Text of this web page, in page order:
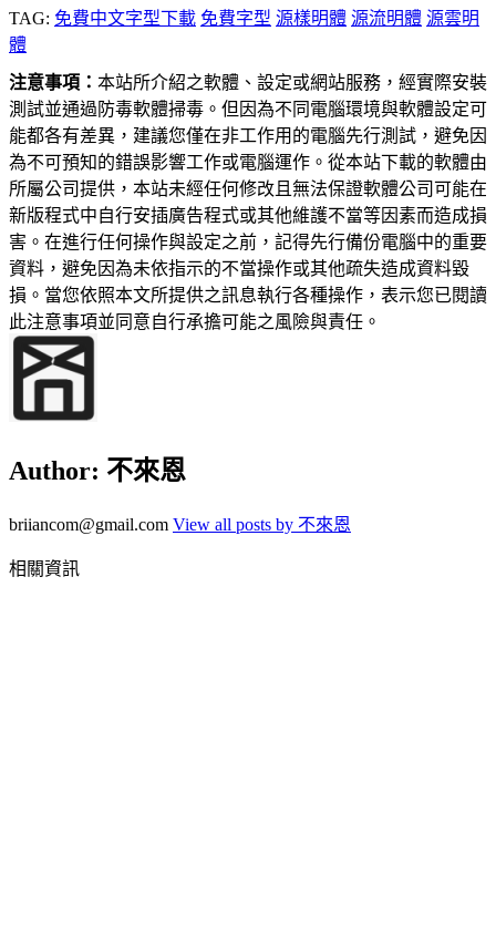
TAG: 免費中文字型下載 免費字型 源樣明體 源流明體 源雲明
體
注意事項： 本站所介紹之軟體、設定或網站服務，經實際安裝
測試並通過防毒軟體掃毒。但因為不同電腦環境與軟體設定可
能都各有差異，建議您僅在非工作用的電腦先行測試，避免因
為不可預知的錯誤影響工作或電腦運作。從本站下載的軟體由
所屬公司提供，本站未經任何修改且無法保證軟體公司可能在
新版程式中自行安插廣告程式或其他維護不當等因素而造成損
害。在進行任何操作與設定之前，記得先行備份電腦中的重要
資料，避免因為未依指示的不當操作或其他疏失造成資料毀
損。當您依照本文所提供之訊息執行各種操作，表示您已閱讀
此注意事項並同意自行承擔可能之風險與責任。
Author: 不來恩
briiancom@gmail.com View all posts by 不來恩
相關資訊